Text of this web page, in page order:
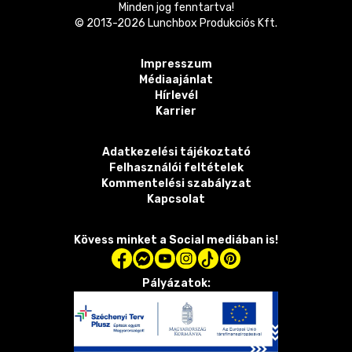
Minden jog fenntartva!
© 2013-2026 Lunchbox Produkciós Kft.
Impresszum
Médiaajánlat
Hírlevél
Karrier
Adatkezelési tájékoztató
Felhasználói feltételek
Kommentelési szabályzat
Kapcsolat
Kövess minket a Social mediában is!
Pályázatok: